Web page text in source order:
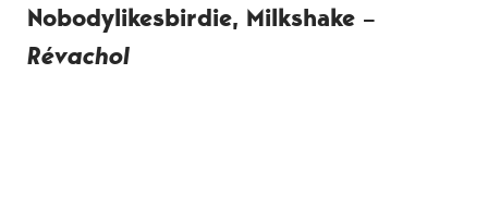
Nobodylikesbirdie, Milkshake –
Révachol